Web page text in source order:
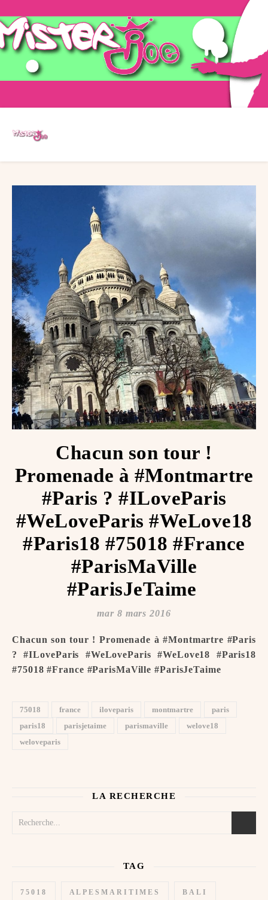
Chacun son tour !
Promenade à #Montmartre
#Paris ? #ILoveParis
#WeLoveParis #WeLove18
#Paris18 #75018 #France
#ParisMaVille
#ParisJeTaime ️
mar 8 mars 2016
Chacun son tour ! Promenade à #Montmartre #Paris
? #ILoveParis #WeLoveParis #WeLove18 #Paris18
#75018 #France #ParisMaVille #ParisJeTaime ️
75018 france iloveparis montmartre
paris
paris18
parisjetaime parismaville
welove18
weloveparis
LA RECHERCHE
TAG
75018 ALPESMARITIMES BALI